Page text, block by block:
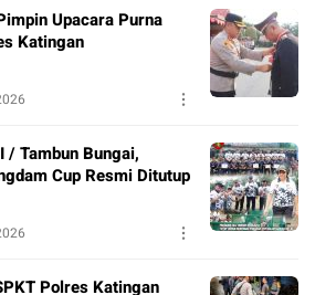
Upacara Purna
Katingan
/ Tambun Bungai,
Cup Resmi Ditutup
Polres Katingan